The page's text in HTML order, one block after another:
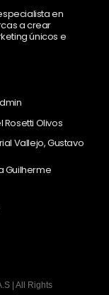
en
a crear
únicos e
Rosetti Olivos
Vallejo, Gustavo
Guilherme
| All Rights